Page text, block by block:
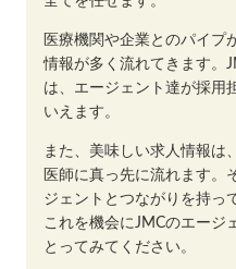
医療機関や企業とのパイプ
情報が多く流れてきます。
は、エージェント達が採用
いえます。
また、美味しい求人情報は
医師に真っ先に流れます。
ジェントとつながりを持っ
これを機会にJMCのエージ
とってみてください。